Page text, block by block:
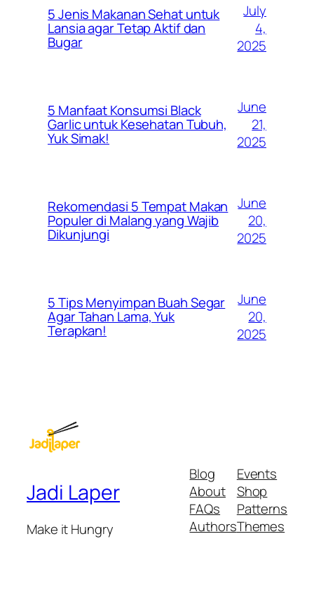
5 Jenis Makanan Sehat untuk
Lansia agar Tetap Aktif dan
Bugar
July
4,
2025
5 Manfaat Konsumsi Black
Garlic untuk Kesehatan Tubuh,
Yuk Simak!
June
21,
2025
Rekomendasi 5 Tempat Makan
Populer di Malang yang Wajib
Dikunjungi
June
20,
2025
5 Tips Menyimpan Buah Segar
Agar Tahan Lama, Yuk
Terapkan!
June
20,
2025
Jadi Laper
Make it Hungry
Blog
About
FAQs
Authors
Events
Shop
Patterns
Themes